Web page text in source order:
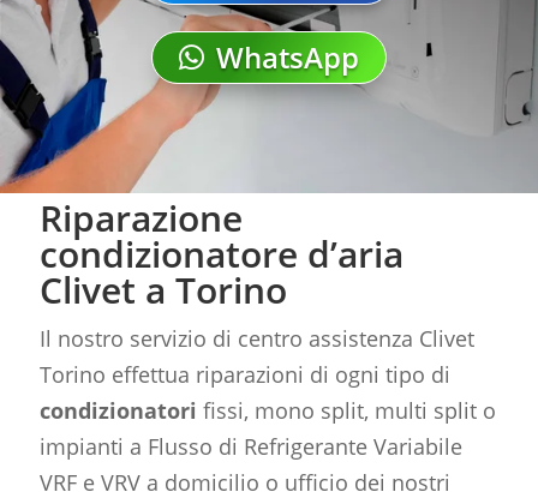
WhatsApp
Riparazione
condizionatore d’aria
Clivet a Torino
Il nostro servizio di centro assistenza Clivet
Torino effettua riparazioni di ogni tipo di
condizionatori fissi, mono split, multi split o
impianti a Flusso di Refrigerante Variabile
VRF e VRV a domicilio o ufficio dei nostri